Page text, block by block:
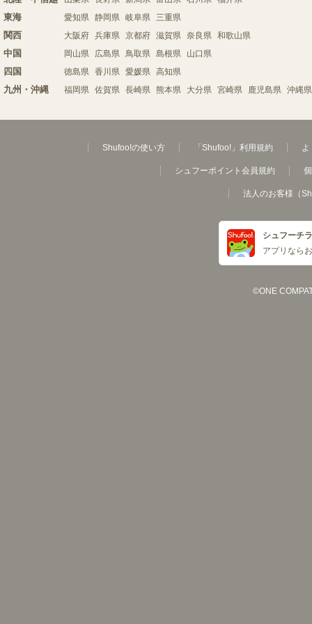
東海 愛知県 静岡県 岐阜県 三重県
関西 大阪府 兵庫県 京都府 滋賀県 奈良県 和歌山県
中国 岡山県 広島県 鳥取県 島根県 山口県
四国 徳島県 香川県 愛媛県 高知県
九州・沖縄 福岡県 佐賀県 長崎県 熊本県 大分県 宮崎県 鹿児島県 沖縄県
Shufoo!の使い方 「Shufoo!」利用規約 よ
シュフーポイント会員規約
法人のお客様（
シュフーチ
アプリなら
©ONE